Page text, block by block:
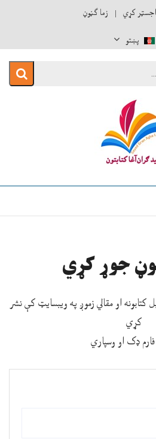
کړي
زما ګڼوڼ
پښتو
جوړ کړي
او مقالي زموږ په ويبسايټ کې نشر
کړي
ډک او وسپاري